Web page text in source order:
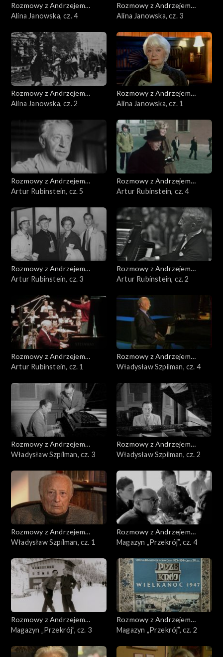
Rozmowy z Andrzejem
Doboszem
Alina Janowska, cz. 4
Rozmowy z Andrzejem
Doboszem
Alina Janowska, cz. 3
Rozmowy z Andrzejem
Doboszem
Alina Janowska, cz. 2
Rozmowy z Andrzejem
Doboszem
Alina Janowska, cz. 1
Rozmowy z Andrzejem
Doboszem
Artur Rubinstein, cz. 5
Rozmowy z Andrzejem
Doboszem
Artur Rubinstein, cz. 4
Rozmowy z Andrzejem
Doboszem
Artur Rubinstein, cz. 3
Rozmowy z Andrzejem
Doboszem
Artur Rubinstein, cz. 2
Rozmowy z Andrzejem
Doboszem
Artur Rubinstein, cz. 1
Rozmowy z Andrzejem
Doboszem
Władysław Szpilman, cz. 4
Rozmowy z Andrzejem
Doboszem
Władysław Szpilman, cz. 3
Rozmowy z Andrzejem
Doboszem
Władysław Szpilman, cz. 2
Rozmowy z Andrzejem
Doboszem
Władysław Szpilman, cz. 1
Rozmowy z Andrzejem
Doboszem
Magazyn „Przekrój”, cz. 4
Rozmowy z Andrzejem
Doboszem
Magazyn „Przekrój”, cz. 3
Rozmowy z Andrzejem
Doboszem
Magazyn „Przekrój”, cz. 2